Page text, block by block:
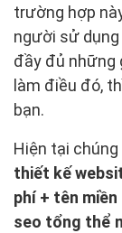
trường hợp
người sử
đầy đủ những
làm điều đó,
bạn.
Hiện tại
thiết kế
phí + tên
seo tổng thể